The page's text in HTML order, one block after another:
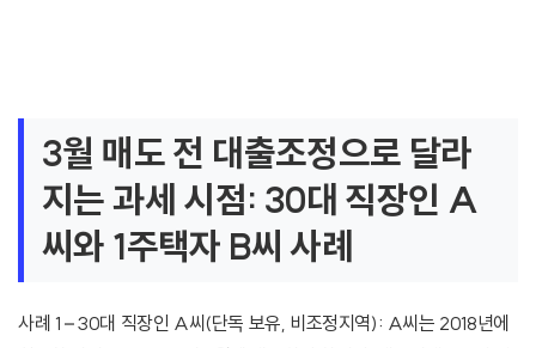
3월 매도 전 대출조정으로 달라
지는 과세 시점: 30대 직장인 A
씨와 1주택자 B씨 사례
사례 1 – 30대 직장인 A씨(단독 보유, 비조정지역): A씨는 2018년에